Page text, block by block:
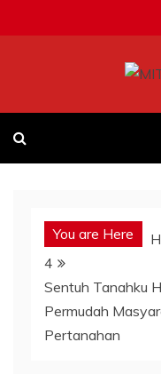
to
You are Here
4
Sentuh Tanahku
Permudah
Pertanahan